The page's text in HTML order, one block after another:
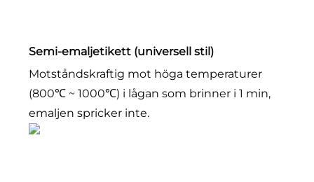
Semi-emaljetikett (universell stil)
Motståndskraftig mot höga temperaturer
(800℃ ~ 1000℃) i lågan som brinner i 1 min,
emaljen spricker inte.